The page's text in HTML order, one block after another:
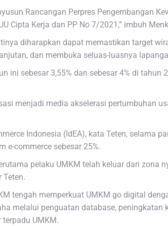
Rancangan Perpres Pengembangan
Cipta Kerja dan PP No 7/2021,” imbuh
diharapkan dapat memastikan target
dan membuka seluas-luasnya
ini sebesar 3,55% dan sebesar 4% di tahun
menjadi media akselerasi pertumbuhan
Indonesia (IdEA), kata Teten, selama
e-commerce sebesar 25%.
pelaku UMKM telah keluar dari zona
Teten.
tengah memperkuat UMKM go digital
melalui penguatan database, peningkatan
UMKM.